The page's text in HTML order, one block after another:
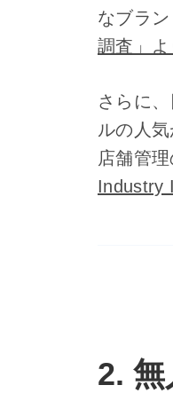
なブラ
調査」よ
さらに
ルの人
店舗管
Industry
2.